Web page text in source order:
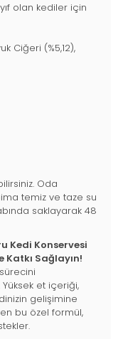
olan kediler için
Ciğeri (%5,12),
Oda
temiz ve taze su
saklayarak 48
Kedi Konservesi
Katkı Sağlayın!
et içeriği,
gelişimine
bu özel formül,